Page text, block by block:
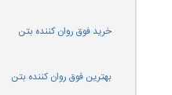
خرید فوق روان کننده بتن
بهترین فوق روان کننده بتن